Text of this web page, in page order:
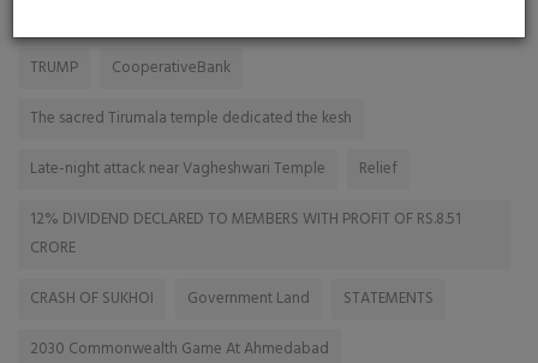
TRUMP
CooperativeBank
The sacred Tirumala temple dedicated the kesh
Late-night attack near Vagheshwari Temple
Relief
12% DIVIDEND DECLARED TO MEMBERS WITH PROFIT OF RS.8.51
CRORE
CRASH OF SUKHOI
Government Land
STATEMENTS
2030 Commonwealth Game At Ahmedabad